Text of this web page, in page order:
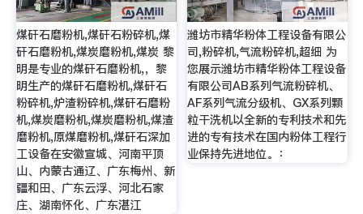
煤矸石磨粉机,煤矸石粉碎机,煤
矸石磨粉机,煤炭磨粉机,煤炭 黎
明是专业的煤矸石磨粉机,，黎
明生产的煤矸石磨粉机,煤矸石
粉碎机,炉渣粉碎机,煤矸石磨粉
机,煤炭磨粉机,煤炭磨粉机,煤渣
磨粉机,原煤磨粉机,煤矸石深加
工设备在安徽宣城、河南平顶
山、内蒙古通辽、广东梅州、新
疆和田、广东云浮、河北石家
庄、湖南怀化、广东湛江
潍坊市精华粉体工程设备有限公
司,粉碎机,气流粉碎机,超细 为
您展示潍坊市精华粉体工程设备
有限公司AB系列气流粉碎机、
AF系列气流分级机、GX系列颗
粒干洗机以全新的专利技术和先
进的专有技术在国内粉体工程行
业保持先进地位。：